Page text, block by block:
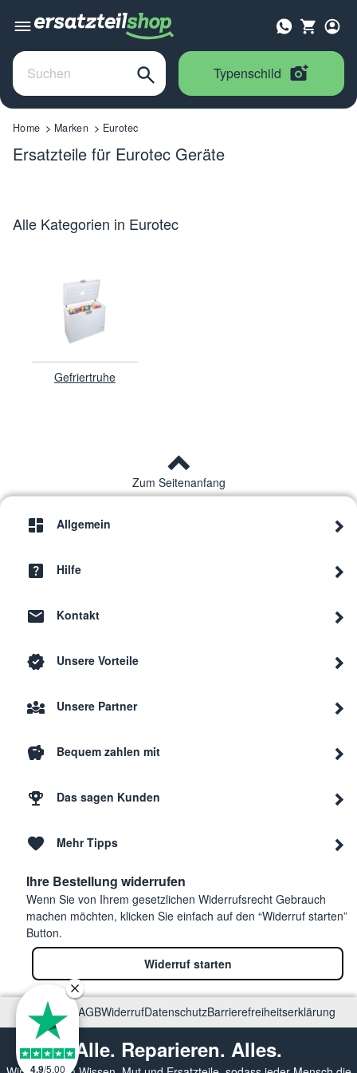
Typenschild
Home Marken Eurotec
Ersatzteile für Eurotec Geräte
Alle Kategorien in Eurotec
Gefriertruhe
Zum Seitenanfang
Allgemein
Hilfe
Kontakt
Unsere Vorteile
Unsere Partner
Bequem zahlen mit
Das sagen Kunden
Mehr Tipps
Ihre Bestellung widerrufen
Wenn Sie von Ihrem gesetzlichen Widerrufsrecht Gebrauch
machen möchten, klicken Sie einfach auf den “Widerruf starten”
Button.
Widerruf starten
ImpressumAGBWiderrufDatenschutzBarrierefreiheitserklärung
Alle. Reparieren. Alles.
4.9/5.00